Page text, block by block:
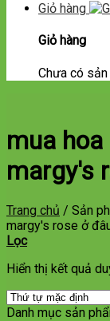
Giỏ hàng
Giỏ hàng
Chưa có
mua
margy's
Trang chủ / Sản
margy's rose ở
Lọc
Hiển thị kết quả
Danh mục sản